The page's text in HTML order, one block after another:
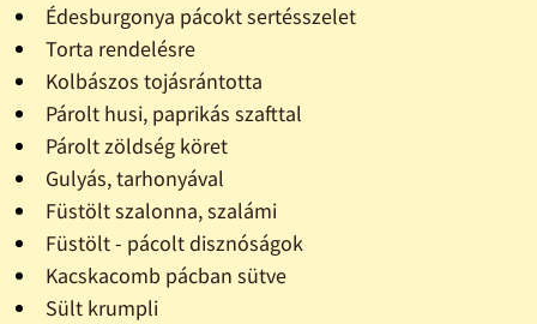
Édesburgonya pácokt sertésszelet
Torta rendelésre
Kolbászos tojásrántotta
Párolt husi, paprikás szafttal
Párolt zöldség köret
Gulyás, tarhonyával
Füstölt szalonna, szalámi
Füstölt - pácolt disznóságok
Kacskacomb pácban sütve
Sült krumpli